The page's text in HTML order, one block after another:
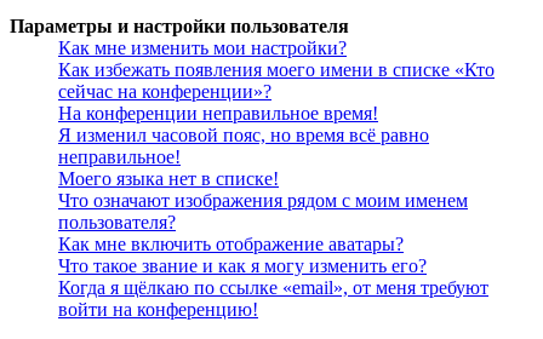
Параметры и настройки пользователя
Как мне изменить мои настройки?
Как избежать появления моего имени в списке «Кто
сейчас на конференции»?
На конференции неправильное время!
Я изменил часовой пояс, но время всё равно
неправильное!
Моего языка нет в списке!
Что означают изображения рядом с моим именем
пользователя?
Как мне включить отображение аватары?
Что такое звание и как я могу изменить его?
Когда я щёлкаю по ссылке «email», от меня требуют
войти на конференцию!